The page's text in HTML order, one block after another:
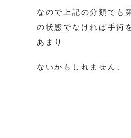
なので上記の分類でも
の状態でなければ手術
あまり
ないかもしれません。